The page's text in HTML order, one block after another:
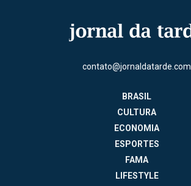
contato@jornaldatarde.com
BRASIL
CULTURA
ECONOMIA
ESPORTES
FAMA
LIFESTYLE